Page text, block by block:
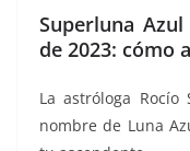
Superluna
de 2023: cómo
La astróloga
nombre de Luna